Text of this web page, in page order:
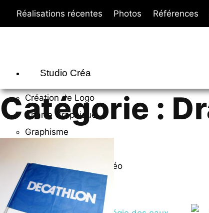
Réalisations récentes Photos Références
Studio Créa
Création de Logo
Charte Graphique
Graphisme
Shooting Photos / Vidéo
Drone
Catégorie :